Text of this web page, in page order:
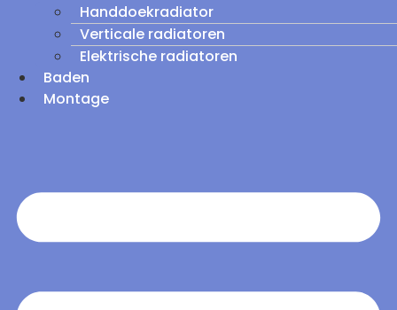
Handdoekradiator
Verticale radiatoren
Elektrische radiatoren
Baden
Montage